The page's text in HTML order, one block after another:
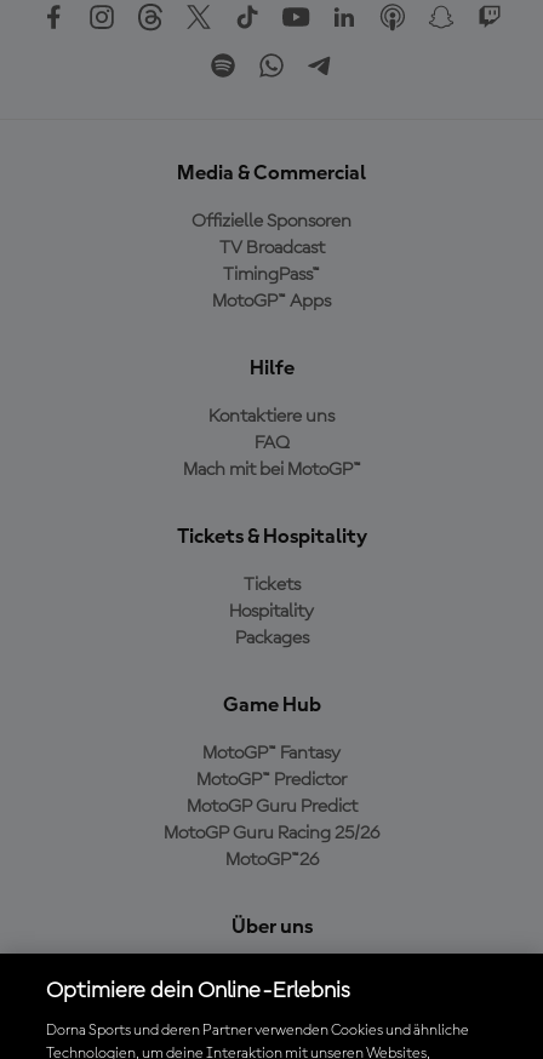
Media & Commercial
Offizielle Sponsoren
TV Broadcast
TimingPass™
MotoGP™ Apps
Hilfe
Kontaktiere uns
FAQ
Mach mit bei MotoGP™
Tickets & Hospitality
Tickets
Hospitality
Packages
Game Hub
MotoGP™ Fantasy
MotoGP™ Predictor
MotoGP Guru Predict
MotoGP Guru Racing 25/26
MotoGP™26
Über uns
Cookie-Richtlinien
Geschäftsbedingungen
Optimiere dein Online-Erlebnis
Dorna Sports und deren Partner verwenden Cookies und ähnliche
Technologien, um deine Interaktion mit unseren Websites,